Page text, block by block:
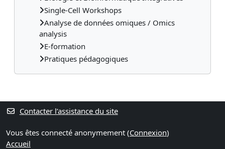
Single-Cell Workshops
Analyse de données omiques / Omics
analysis
E-formation
Pratiques pédagogiques
Contacter l’assistance du site
Vous êtes connecté anonymement (Connexion)
Accueil